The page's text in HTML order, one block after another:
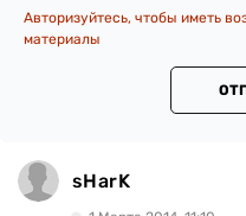
Авторизуйтесь, чтобы иметь
материалы
sHarK